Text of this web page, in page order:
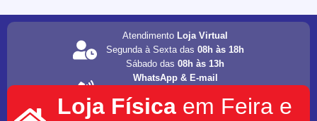
Atendimento Loja Virtual
Segunda à Sexta das08h às 18h
Sábado das08h às 13h
WhatsApp & E-mail
informat.servicos1@gmail.com
Loja Física em Feira e